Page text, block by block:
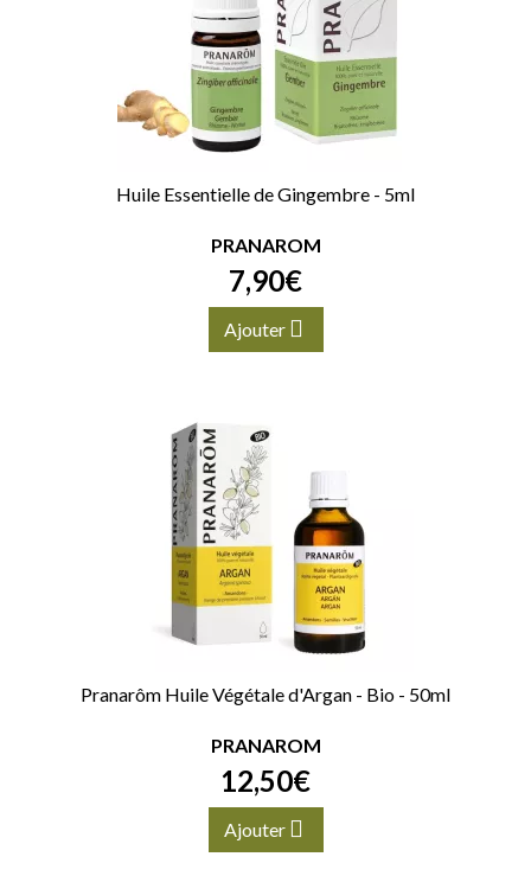
Huile Essentielle de Gingembre - 5ml
PRANAROM
7,90€
Ajouter
Pranarôm Huile Végétale d'Argan - Bio - 50ml
PRANAROM
12,50€
Ajouter